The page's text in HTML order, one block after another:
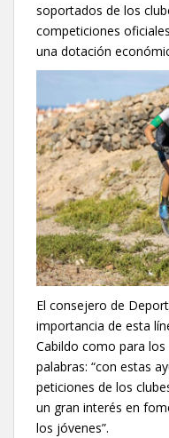
soportados de los
competiciones
una dotación
El consejero de
importancia de esta
Cabildo como para los
palabras: “con estas
peticiones de los
un gran interés en
los jóvenes”.